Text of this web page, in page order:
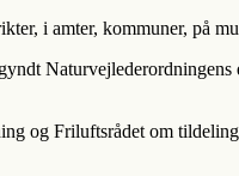
i amter, kommuner, på
og Friluftsrådet om